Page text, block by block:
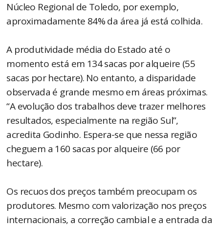
Núcleo Regional de Toledo, por exemplo,
aproximadamente 84% da área já está colhida.
A produtividade média do Estado até o
momento está em 134 sacas por alqueire (55
sacas por hectare). No entanto, a disparidade
observada é grande mesmo em áreas próximas.
“A evolução dos trabalhos deve trazer melhores
resultados, especialmente na região Sul”,
acredita Godinho. Espera-se que nessa região
cheguem a 160 sacas por alqueire (66 por
hectare).
Os recuos dos preços também preocupam os
produtores. Mesmo com valorização nos preços
internacionais, a correção cambial e a entrada da